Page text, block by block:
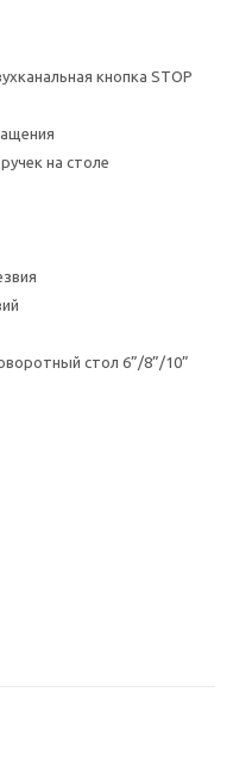
кнопка STOP
на столе
стол 6”/8”/10”